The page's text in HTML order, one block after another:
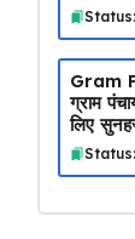
Gram
ग्राम
लिए